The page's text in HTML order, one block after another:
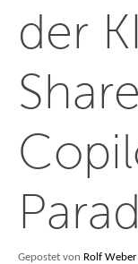
der
Gepostet von Rolf Weber